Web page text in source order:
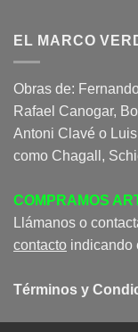
EL MARCO
Obras de:
Rafael Canogar,
Antoni Clavé o
como Chagall,
COMPRAMOS
Llámanos o
contacto indicando
Términos y